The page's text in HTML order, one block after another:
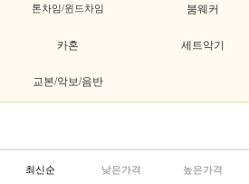
톤차임/윈드차임 붐웨커
카혼 세트악기
교본/악보/음반
최신순 낮은가격 높은가격